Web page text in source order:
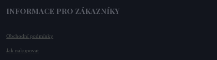
INFORMACE PRO ZÁKAZNÍKY
Obchodní podmínky
Jak nakupovat